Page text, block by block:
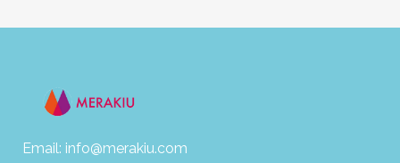
Email: info@merakiu.com